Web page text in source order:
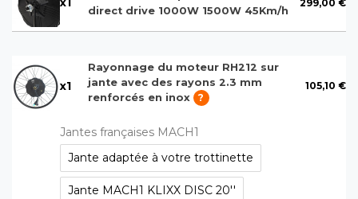
direct drive 1000W 1500W 45Km/h
299,00 €
x1
Rayonnage du moteur RH212 sur
jante avec des rayons 2.3 mm
renforcés en inox
?
105,10 €
Jantes françaises MACH1
Jante adaptée à votre trottinette
Jante MACH1 KLIXX DISC 20''